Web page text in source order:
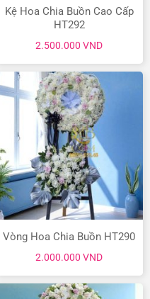
Kệ Hoa Chia Buồn Cao Cấp
HT292
2.500.000 VND
Vòng Hoa Chia Buồn HT290
2.000.000 VND